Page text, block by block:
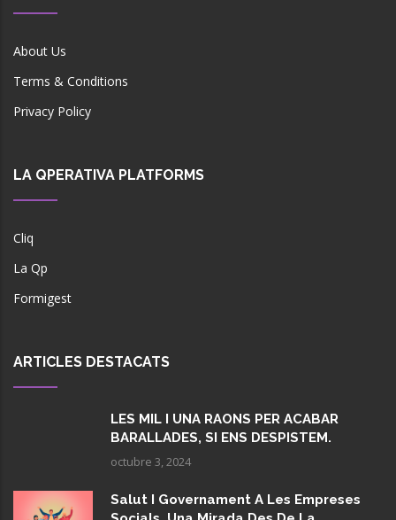
About Us
Terms & Conditions
Privacy Policy
LA QPERATIVA PLATFORMS
Cliq
La Qp
Formigest
ARTICLES DESTACATS
LES MIL I UNA RAONS PER ACABAR
BARALLADES, SI ENS DESPISTEM.
octubre 3, 2024
Salut I Governament A Les Empreses